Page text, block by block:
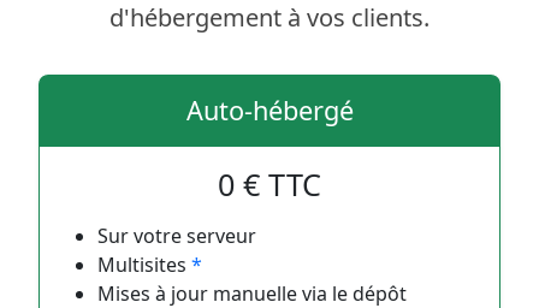
d'hébergement à vos clients.
Auto-hébergé
0 € TTC
Sur votre serveur
Multisites *
Mises à jour manuelle via le dépôt